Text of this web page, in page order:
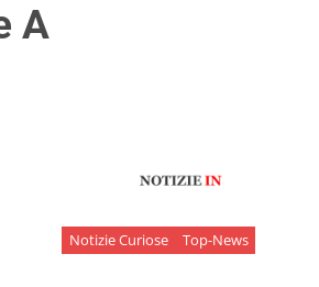
A
Notizie Curiose Top-News